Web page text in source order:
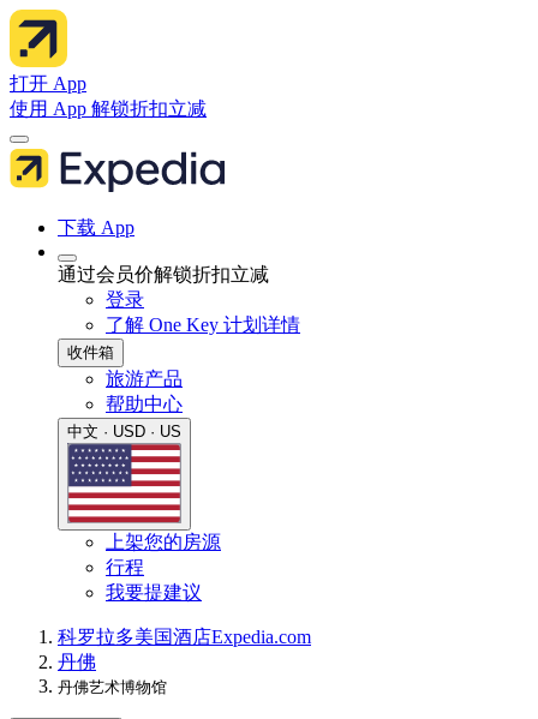
打开 App
使用 App 解锁折扣立减
下载 App
通过会员价解锁折扣立减
登录
了解 One Key 计划详情
收件箱
旅游产品
帮助中心
中文 · USD · US
上架您的房源
行程
我要提建议
科罗拉多美国酒店Expedia.com
丹佛
丹佛艺术博物馆